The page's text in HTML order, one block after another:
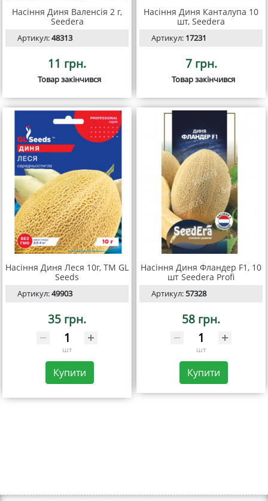
Насіння Диня Валенсія 2 г,
Seedera
Артикул:48313
11 грн.
Товар закінчився
Насіння Диня Канталупа 10
шт, Seedera
Артикул: 17231
7 грн.
Товар закінчився
Насіння Диня Леся 10г, TM GL
Seeds
Артикул:49903
35 грн.
шт
Купити
Насіння Диня Фландер F1, 10
шт Seedera Profi
Артикул:57328
58 грн.
шт
Купити